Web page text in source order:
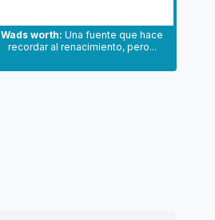
Wads worth: Una fuente que hace
recordar al renacimiento, pero...